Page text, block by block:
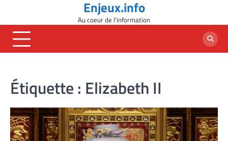
content
Enjeux.info
Au coeur de l'information
Étiquette : Elizabeth II